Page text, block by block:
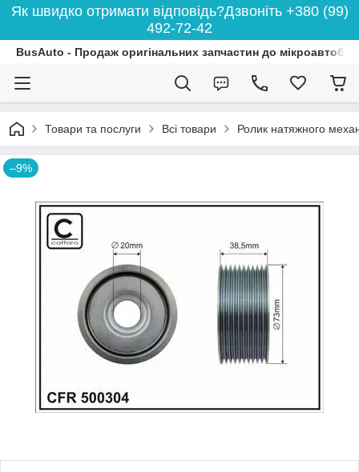
Як швидко отримати відповідь?Дзвоніть +380 (99)
492-72-42
BusAuto - Продаж оригінальних запчастин до
Товари та послуги Всі товари Ролик натяжного
–9%